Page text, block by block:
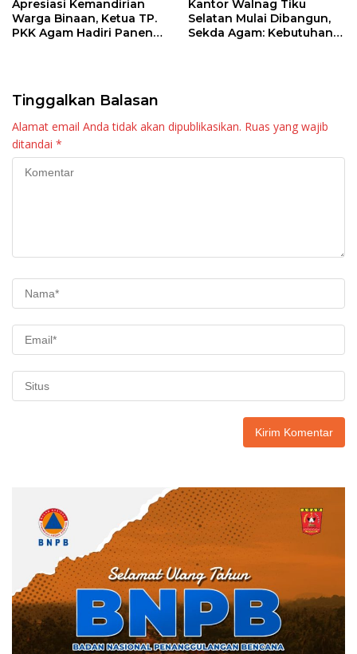
Apresiasi Kemandirian
Warga Binaan, Ketua TP.
PKK Agam Hadiri Panen
Kantor Walnag Tiku
Selatan Mulai Dibangun,
Sekda Agam: Kebutuhan
Tinggalkan Balasan
Alamat email Anda tidak akan dipublikasikan. Ruas yang wajib
ditandai *